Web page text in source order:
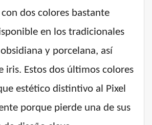
dos colores bastante
en los tradicionales
y porcelana, así
iris. Estos dos últimos colores
estético distintivo al Pixel
porque pierde una de sus